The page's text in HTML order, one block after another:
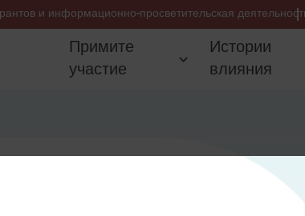
и информационно-просветительская
Примите
участие
Истории
влияния